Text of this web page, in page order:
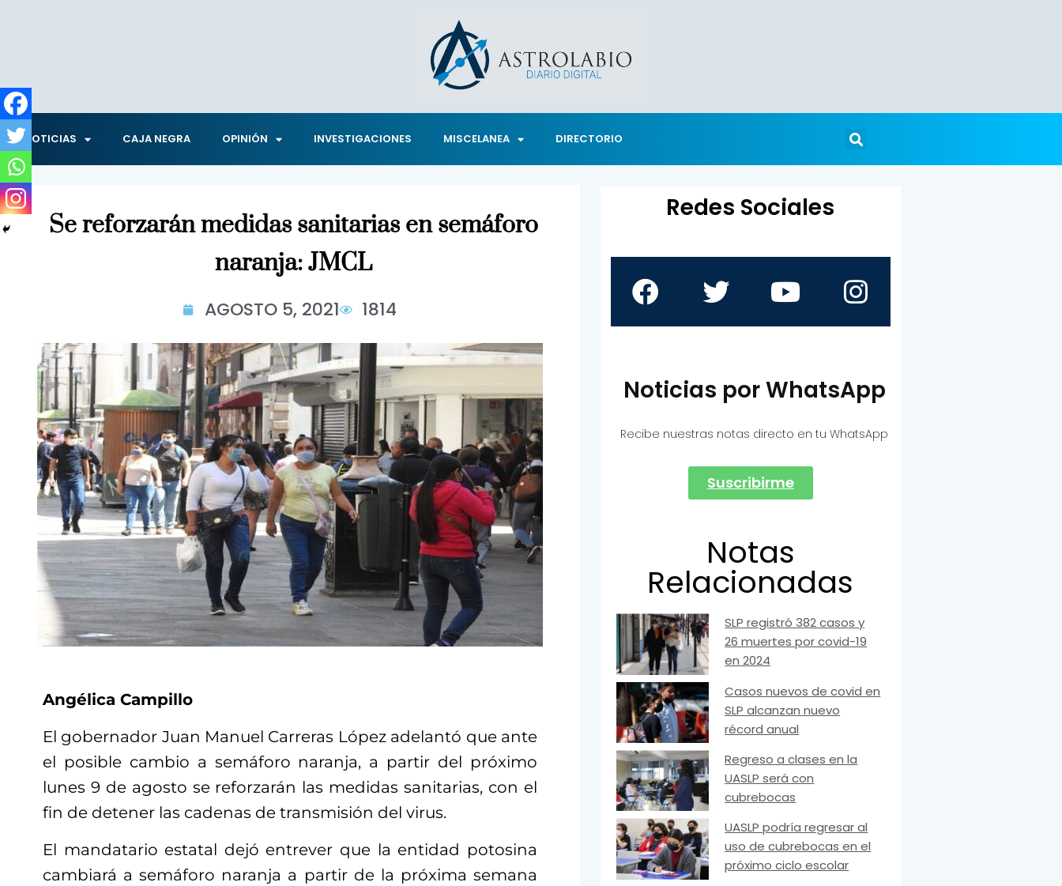
NOTICIAS CAJA NEGRA OPINIÓN INVESTIGACIONES MISCELANEA DIRECTORIO
Se reforzarán medidas sanitarias en semáforo
naranja: JMCL
AGOSTO 5, 2021 1814
Angélica Campillo
El gobernador Juan Manuel Carreras López adelantó que ante
el posible cambio a semáforo naranja, a partir del próximo
lunes 9 de agosto se reforzarán las medidas sanitarias, con el
fin de detener las cadenas de transmisión del virus.
El mandatario estatal dejó entrever que la entidad potosina
cambiará a semáforo naranja a partir de la próxima semana
Redes Sociales
Noticias por WhatsApp
Recibe nuestras notas directo en tu WhatsApp
Suscribirme
Notas
Relacionadas
SLP registró 382 casos y
26 muertes por covid-19
en 2024
Casos nuevos de covid en
SLP alcanzan nuevo
récord anual
Regreso a clases en la
UASLP será con
cubrebocas
UASLP podría regresar al
uso de cubrebocas en el
próximo ciclo escolar